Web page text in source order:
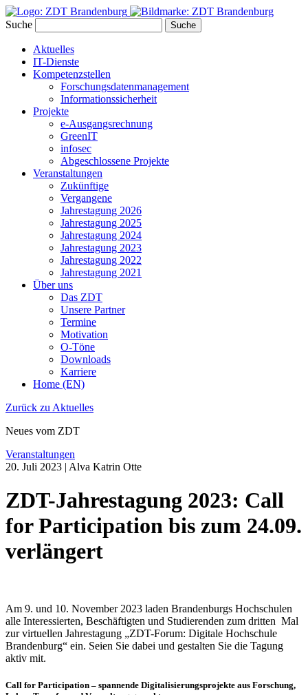
Suche Suche
Aktuelles
IT-Dienste
Kompetenzstellen
Forschungsdatenmanagement
Informationssicherheit
Projekte
e-Ausgangsrechnung
GreenIT
infosec
Abgeschlossene Projekte
Veranstaltungen
Zukünftige
Vergangene
Jahrestagung 2026
Jahrestagung 2025
Jahrestagung 2024
Jahrestagung 2023
Jahrestagung 2022
Jahrestagung 2021
Über uns
Das ZDT
Unsere Partner
Termine
Motivation
O-Töne
Downloads
Karriere
Home (EN)
Zurück zu Aktuelles
Neues vom ZDT
Veranstaltungen
20. Juli 2023 | Alva Katrin Otte
ZDT-Jahrestagung 2023: Call
for Participation bis zum 24.09.
verlängert
Am 9. und 10. November 2023 laden Brandenburgs Hochschulen
alle Interessierten, Beschäftigten und Studierenden zum dritten Mal
zur virtuellen Jahrestagung „ZDT-Forum: Digitale Hochschule
Brandenburg“ ein. Seien Sie dabei und gestalten Sie die Tagung
aktiv mit.
Call for Participation – spannende Digitalisierungsprojekte aus Forschung,